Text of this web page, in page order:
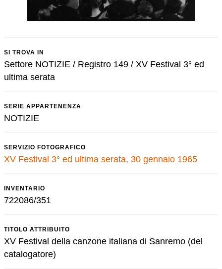
SI TROVA IN
Settore NOTIZIE / Registro 149 / XV Festival 3° ed
ultima serata
SERIE APPARTENENZA
NOTIZIE
SERVIZIO FOTOGRAFICO
XV Festival 3° ed ultima serata, 30 gennaio 1965
INVENTARIO
722086/351
TITOLO ATTRIBUITO
XV Festival della canzone italiana di Sanremo (del
catalogatore)